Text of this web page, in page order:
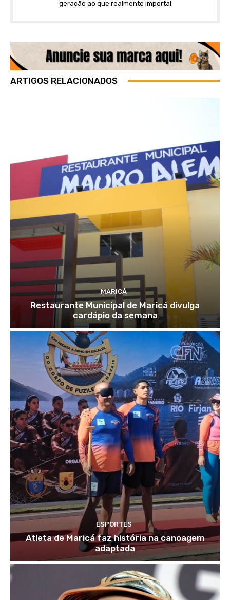
geração ao que realmente importa!
ARTIGOS RELACIONADOS
MARICÁ
Restaurante Municipal de Maricá divulga
cardápio da semana
ESPORTES
Atleta de Maricá faz história na canoagem
adaptada